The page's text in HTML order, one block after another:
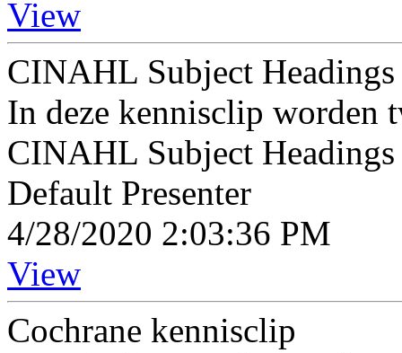
View
CINAHL Subject Headings
In deze kennisclip worden
CINAHL Subject
Default Presenter
4/28/2020 2:03:36 PM
View
Cochrane kennisclip